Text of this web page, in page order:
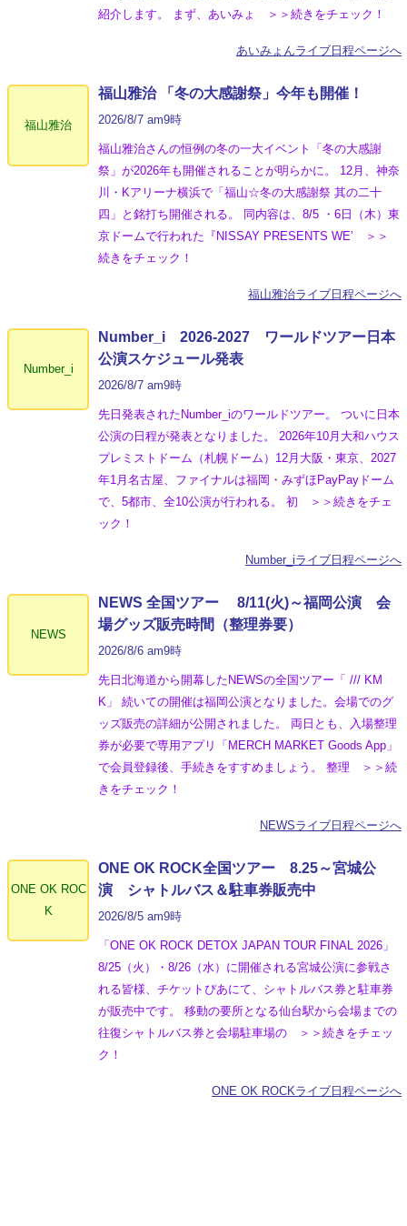
紹介します。 まず、あいみょ ＞＞続きをチェック！
あいみょんライブ日程ページへ
福山雅治
福山雅治 「冬の⼤感謝祭」今年も開催！
2026/8/7 am9時
福山雅治さんの恒例の冬の一大イベント「冬の⼤感謝
祭」が2026年も開催されることが明らかに。 12月、神奈
川・Kアリーナ横浜で「福山☆冬の大感謝祭 其の二十
四」と銘打ち開催される。 同内容は、8/5 ・6日（木）東
京ドームで行われた『NISSAY PRESENTS WE’ ＞＞
続きをチェック！
福山雅治ライブ日程ページへ
Number_i
Number_i 2026‐2027 ワールドツアー日本
公演スケジュール発表
2026/8/7 am9時
先日発表されたNumber_iのワールドツアー。 ついに日本
公演の日程が発表となりました。 2026年10月大和ハウス
プレミストドーム（札幌ドーム）12月大阪・東京、2027
年1月名古屋、ファイナルは福岡・みずほPayPayドーム
で、5都市、全10公演が行われる。 初 ＞＞続きをチェ
ック！
Number_iライブ日程ページへ
NEWS
NEWS 全国ツアー 8/11(火)～福岡公演 会
場グッズ販売時間（整理券要）
2026/8/6 am9時
先日北海道から開幕したNEWSの全国ツアー「 /// KM
K」 続いての開催は福岡公演となりました。会場でのグ
ッズ販売の詳細が公開されました。 両日とも、入場整理
券が必要で専用アプリ「MERCH MARKET Goods App」
で会員登録後、手続きをすすめましょう。 整理 ＞＞続
きをチェック！
NEWSライブ日程ページへ
ONE OK ROC
K
ONE OK ROCK全国ツアー 8.25～宮城公
演 シャトルバス＆駐車券販売中
2026/8/5 am9時
「ONE OK ROCK DETOX JAPAN TOUR FINAL 2026」
8/25（火）・8/26（水）に開催される宮城公演に参戦さ
れる皆様、チケットぴあにて、シャトルバス券と駐車券
が販売中です。 移動の要所となる仙台駅から会場までの
往復シャトルバス券と会場駐車場の ＞＞続きをチェッ
ク！
ONE OK ROCKライブ日程ページへ